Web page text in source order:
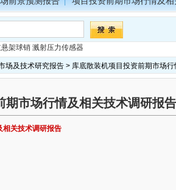
架球销 溅射压力传感器
场及技术研究报告> 库底散装机项目投资前期市场
期市场行情及相关技术调研报告
相关技术调研报告